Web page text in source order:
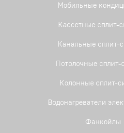
Мобильные
Кассетные сплит-
Канальные сплит-
Потолочные сплит-
Колонные сплит-
Водонагреватели
Фанкойлы